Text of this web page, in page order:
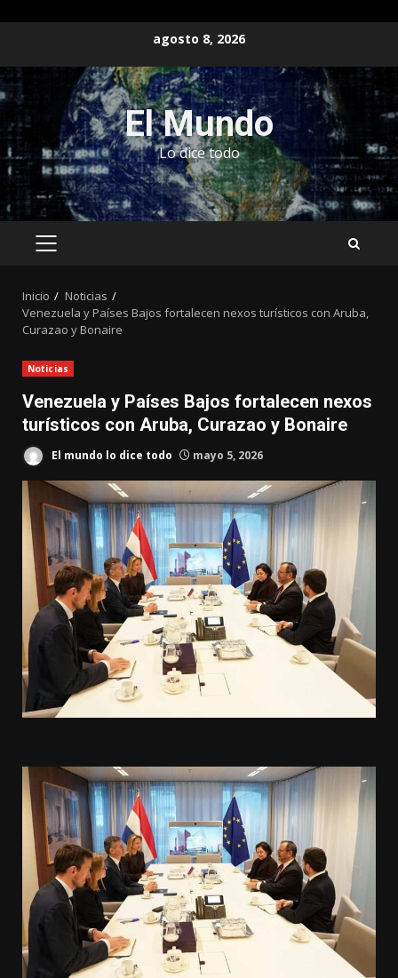
contenido
agosto 8, 2026
El Mundo
Lo dice todo
MENÚ
Inicio
Noticias
Venezuela y Países Bajos fortalecen nexos turísticos con Aruba,
Curazao y Bonaire
Noticias
Venezuela y Países Bajos fortalecen nexos
turísticos con Aruba, Curazao y Bonaire
El mundo lo dice todo mayo 5, 2026